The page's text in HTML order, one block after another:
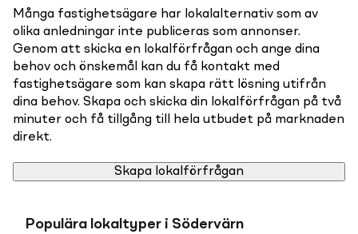
Många fastighetsägare har lokalalternativ som av
olika anledningar inte publiceras som annonser.
Genom att skicka en lokalförfrågan och ange dina
behov och önskemål kan du få kontakt med
fastighetsägare som kan skapa rätt lösning utifrån
dina behov. Skapa och skicka din lokalförfrågan på två
minuter och få tillgång till hela utbudet på marknaden
direkt.
Skapa lokalförfrågan
Populära lokaltyper i Södervärn